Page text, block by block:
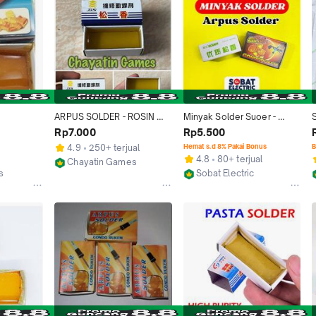
ARPUS SOLDER - ROSIN
SIONGKA PADAT - FLUX
PADAT EKONOMIS
Rp7.000
4.9
250+ terjual
Chayatin Games
Minyak Solder Suoer -
Gondorukem Flux Pasta
Soldering - Arpus Solder
Rp5.500
Hemat s.d 8% Pakai Bonus
4.8
80+ terjual
Sobat Electric